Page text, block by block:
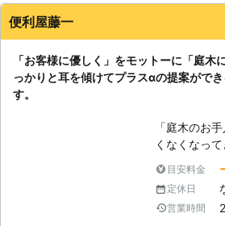
上げるノウ
いませ。 ●600箇所の作業実績！人
柄に関して
様はお庭の職
いて声をか
確かにいく
まうのではない
600箇所の作
です。これだ
るだけではあ
入る場所だか
定の意味と
はなく、元
なる枝を取り
よくいき渡ら
メリットがあります
木を楽しむ
便利屋藤一
「お客様に優しく」をモットーに「庭木
っかりと耳を傾けてプラスαの提案がで
す。
「庭木のお
くなくなっ
ない」とお
便利屋藤一は
ってプロの技
目安料金
定休日
営業時間